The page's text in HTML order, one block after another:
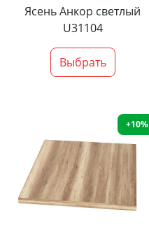
Ясень Анкор светлый
U31104
Выбрать
+10%